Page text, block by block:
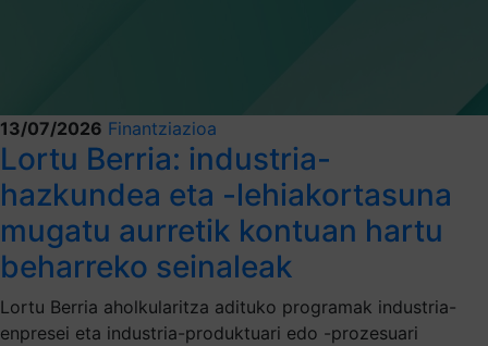
13/07/2026 Finantziazioa
Lortu Berria: industria-
hazkundea eta -lehiakortasuna
mugatu aurretik kontuan hartu
beharreko seinaleak
Lortu Berria aholkularitza adituko programak industria-
enpresei eta industria-produktuari edo -prozesuari